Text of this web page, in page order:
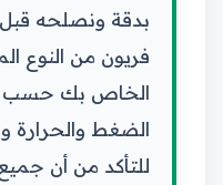
بدقة ونصلحه
الخاص بك حسب
الضغط والحرارة
للتأكد من أن